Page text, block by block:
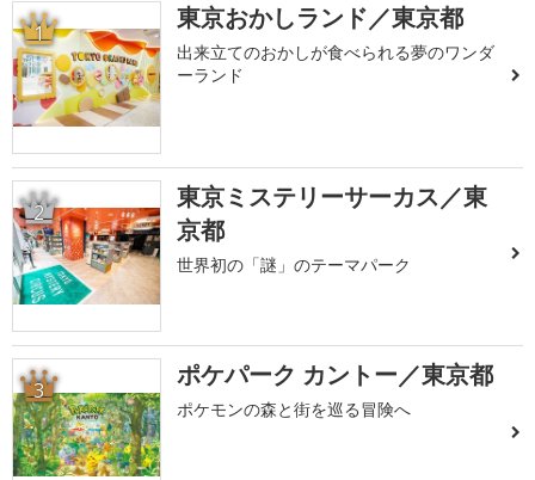
1 東京おかしランド／東京都
出来立てのおかしが食べられる夢のワンダ
ーランド
2
東京ミステリーサーカス／東
京都
世界初の「謎」のテーマパーク
3 ポケパーク カントー／東京都
ポケモンの森と街を巡る冒険へ